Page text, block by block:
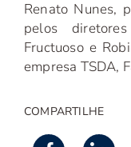
Renato Nunes,
pelos
Fructuoso e
empresa TSDA,
COMPARTILHE